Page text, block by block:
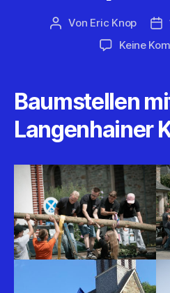
Beitragsautor
Von Eric Knop
Keine
Baumstellen
Langenhainer